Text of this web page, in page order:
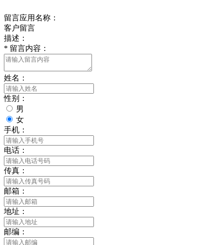
留言应用名称：
客户留言
描述：
* 留言内容：
姓名：
性别：
男
女
手机：
电话：
传真：
邮箱：
地址：
邮编：